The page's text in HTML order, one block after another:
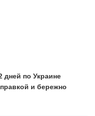
дней по Украине
и бережно